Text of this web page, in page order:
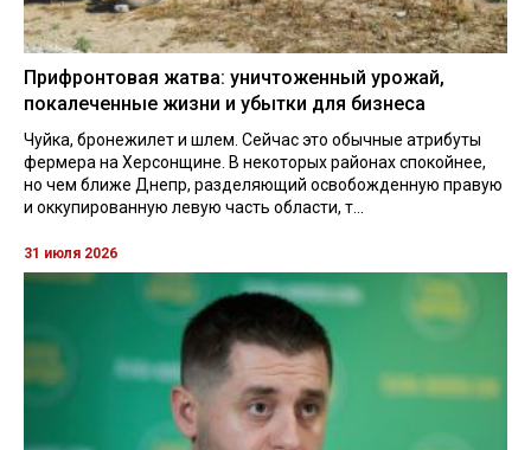
Прифронтовая жатва: уничтоженный урожай,
покалеченные жизни и убытки для бизнеса
Чуйка, бронежилет и шлем. Сейчас это обычные атрибуты
фермера на Херсонщине. В некоторых районах спокойнее,
но чем ближе Днепр, разделяющий освобожденную правую
и оккупированную левую часть области, т...
31 июля 2026